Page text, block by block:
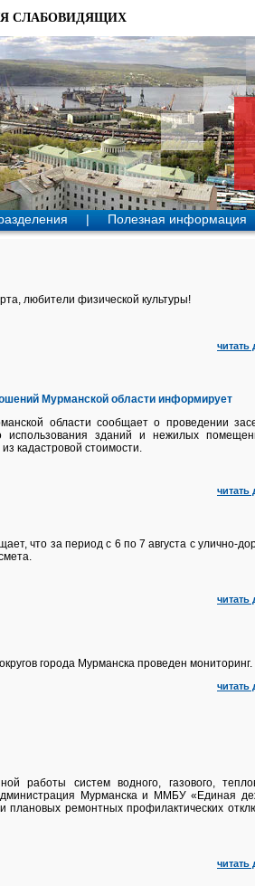
СЛАБОВИДЯЩИХ
| Полезная информация
любители физической культуры!
читать
Мурманской области информирует
области сообщает о проведении
использования зданий и нежилых
кадастровой стоимости.
читать
что за период с 6 по 7 августа с
читать
города Мурманска проведен мониторинг.
читать
работы систем водного, газового,
Мурманска и ММБУ «Единая
плановых ремонтных профилактических
читать